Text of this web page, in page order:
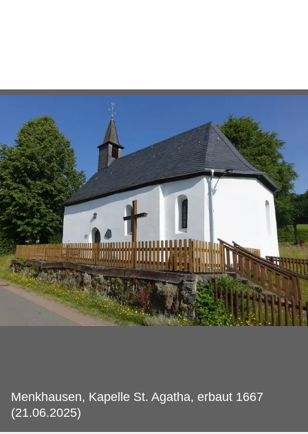
Menkhausen, Kapelle St. Agatha, erbaut 1667
(21.06.2025)